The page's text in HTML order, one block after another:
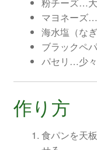
マヨネーズ
海水塩（な
ブラックペ
パセリ…少々
作り方
食パンを天